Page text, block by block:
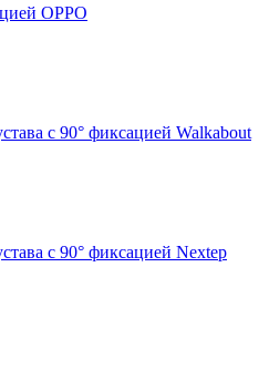
OPPO
с 90° фиксацией Walkabout
с 90° фиксацией Nextep